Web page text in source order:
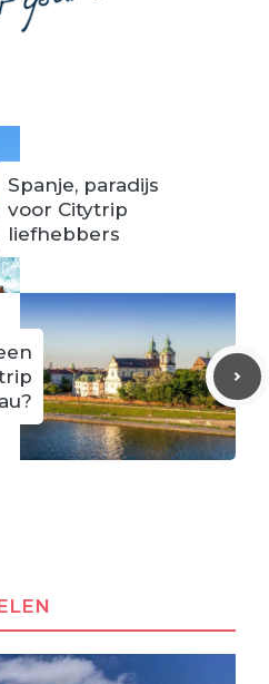
Spanje, paradijs
voor Citytrip
liefhebbers